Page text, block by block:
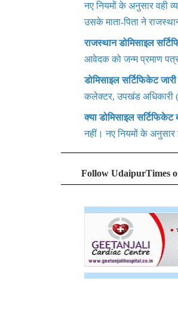
नए नियमों के अनुसार वही
उसके माता-पिता ने
राजस्थान डोमिसाइल
आवेदक को जन्म प्रमाण पत्र,
डोमिसाइल सर्टिफिकेट
कलेक्टर, उपखंड अधिकारी
क्या डोमिसाइल सर्टिफिकेट
नहीं। नए नियमों के अनुसार
Follow UdaipurTimes